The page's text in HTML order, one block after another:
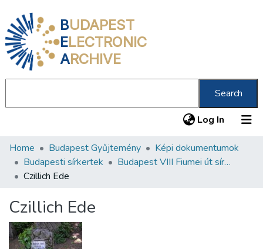
BUDAPEST
ELECTRONIC
ARCHIVE
Search
Log In (current)
Communities & Collections
All of DSpace
About us
Home Budapest Gyűjtemény
Képi dokumentumok
Budapesti sírkertek
Budapest VIII Fiumei út sírkert 2. rész
Czillich Ede
Czillich Ede